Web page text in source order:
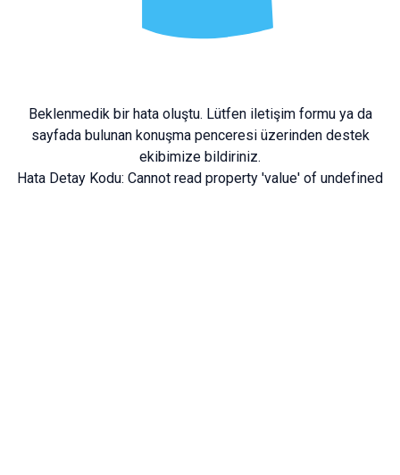
Beklenmedik bir hata oluştu. Lütfen iletişim formu ya da
sayfada bulunan konuşma penceresi üzerinden destek
ekibimize bildiriniz.
Hata Detay Kodu: Cannot read property 'value' of undefined